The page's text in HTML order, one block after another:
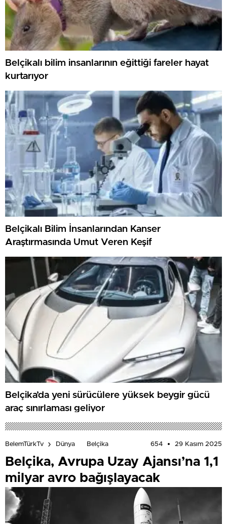
Belçikalı bilim insanlarının eğittiği fareler hayat
kurtarıyor
Belçikalı Bilim İnsanlarından Kanser
Araştırmasında Umut Veren Keşif
Belçika’da yeni sürücülere yüksek beygir gücü
araç sınırlaması geliyor
BelemTürkTv Dünya Belçika 654 29 Kasım 2025
Belçika, Avrupa Uzay Ajansı’na 1,1
milyar avro bağışlayacak